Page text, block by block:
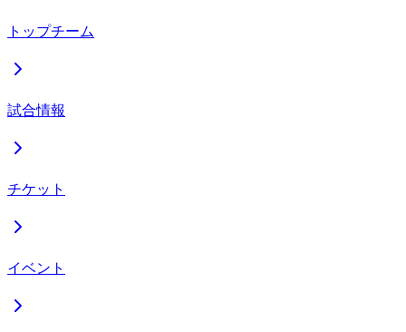
トップチーム
試合情報
チケット
イベント